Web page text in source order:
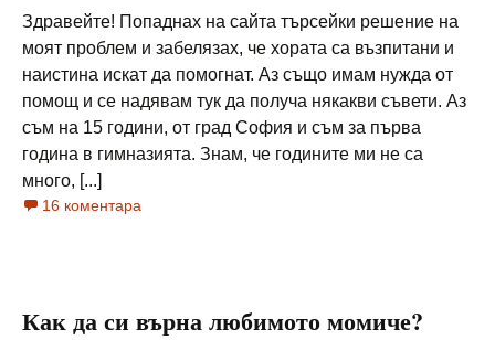
Здравейте! Попаднах на сайта търсейки решение на
моят проблем и забелязах, че хората са възпитани и
наистина искат да помогнат. Аз също имам нужда от
помощ и се надявам тук да получа някакви съвети. Аз
съм на 15 години, от град София и съм за първа
година в гимназията. Знам, че годините ми не са
много, [...]
16 коментара
Как да си върна любимото момиче?